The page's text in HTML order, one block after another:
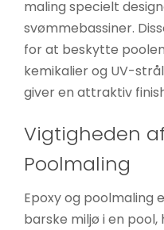
maling specielt
svømmebassiner.
for at beskytte
kemikalier og UV-
giver en attraktiv
Vigtigheden
Poolmaling
Epoxy og poolmaling
barske miljø i en
chancen
for at se
personligt
tilpasset
indhold og